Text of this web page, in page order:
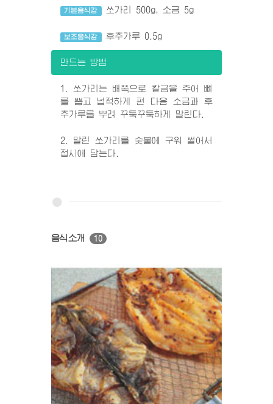
기본음식감 쏘가리 500g, 소금 5g
보조음식감 후추가루 0.5g
만드는 방법
1. 쏘가리는 배쪽으로 칼금을 주어 뼈
를 뽑고 넙적하게 편 다음 소금과 후
추가루를 뿌려 꾸둑꾸둑하게 말린다.
2. 말린 쏘가리를 숯불에 구워 썰어서
접시에 담는다.
음식소개 10